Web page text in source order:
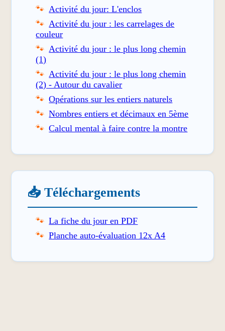
Activité du jour: L'enclos
Activité du jour : les carrelages de
couleur
Activité du jour : le plus long chemin
(1)
Activité du jour : le plus long chemin
(2) - Autour du cavalier
Opérations sur les entiers naturels
Nombres entiers et décimaux en 5ème
Calcul mental à faire contre la montre
📥 Téléchargements
La fiche du jour en PDF
Planche auto-évaluation 12x A4